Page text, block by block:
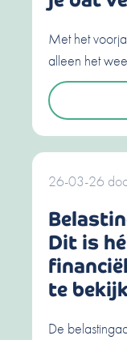
Met het
alleen het
26-03-26
Dit is
te
De